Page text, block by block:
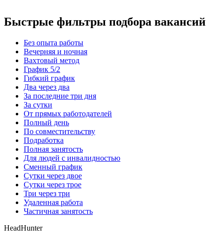
Быстрые фильтры подбора вакансий
Без опыта работы
Вечерняя и ночная
Вахтовый метод
График 5/2
Гибкий график
Два через два
За последние три дня
За сутки
От прямых работодателей
Полный день
По совместительству
Подработка
Полная занятость
Для людей с инвалидностью
Сменный график
Сутки через двое
Сутки через трое
Три через три
Удаленная работа
Частичная занятость
HeadHunter